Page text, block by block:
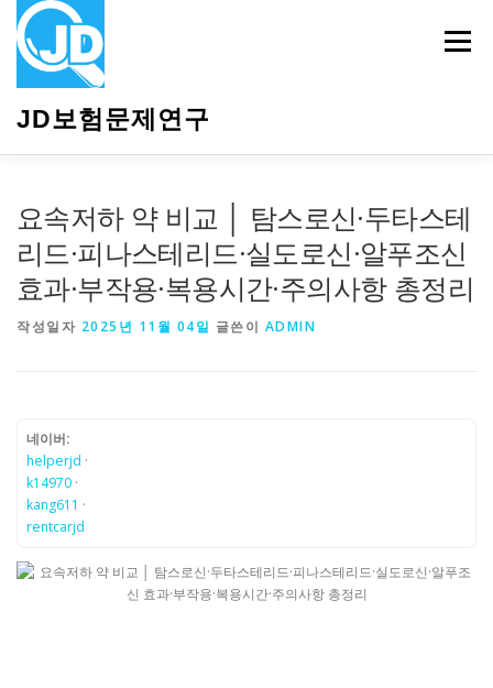
JD보험문제연구
메뉴
요속저하 약 비교 │ 탐스로신·두타스테
리드·피나스테리드·실도로신·알푸조신
효과·부작용·복용시간·주의사항 총정리
작성일자 2025년 11월 04일 글쓴이 ADMIN
네이버:
helperjd ·
k14970 ·
kang611 ·
rentcarjd